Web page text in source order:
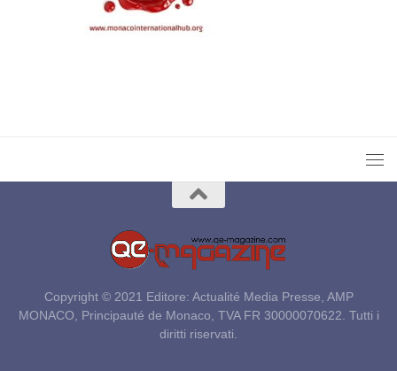
Copyright © 2021 Editore: Actualité Media Presse, AMP
MONACO, Principauté de Monaco, TVA FR 30000070622. Tutti i
diritti riservati.